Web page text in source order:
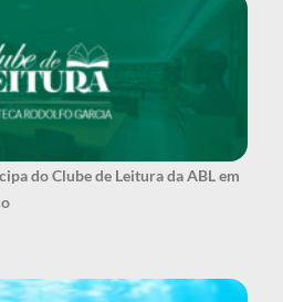
do Clube de Leitura da ABL em